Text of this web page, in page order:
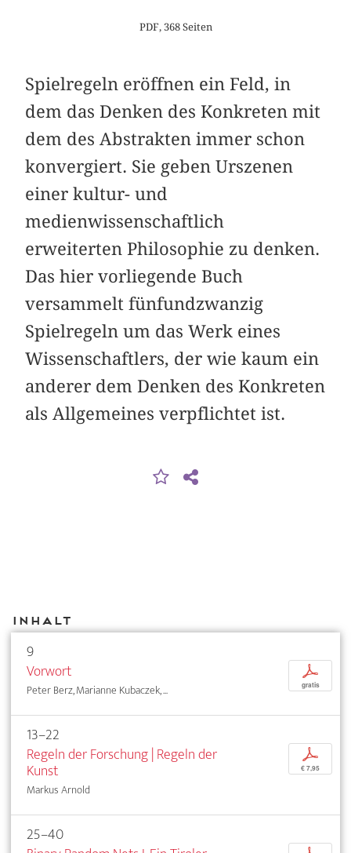
PDF, 368 Seiten
Spielregeln eröffnen ein Feld, in
dem das Denken des Konkreten mit
dem des Abstrakten immer schon
konvergiert. Sie geben Urszenen
einer kultur- und
medienwissenschaftlich
erweiterten Philosophie zu denken.
Das hier vorliegende Buch
versammelt fünfundzwanzig
Spielregeln um das Werk eines
Wissenschaftlers, der wie kaum ein
anderer dem Denken des Konkreten
als Allgemeines verpflichtet ist.
Inhalt
9
Vorwort
Peter Berz, Marianne Kubaczek, ...
p
gratis
13–22
Regeln der Forschung | Regeln der
Kunst
Markus Arnold
p
€ 7,95
25–40